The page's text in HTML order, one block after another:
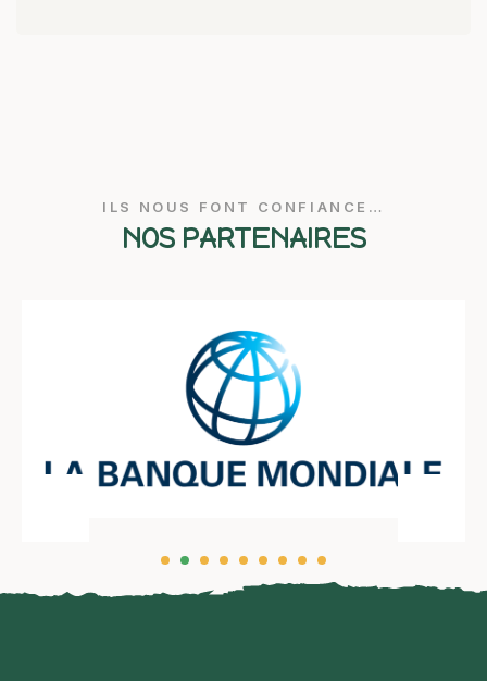
ILS NOUS FONT CONFIANCE…
NOS PARTENAIRES